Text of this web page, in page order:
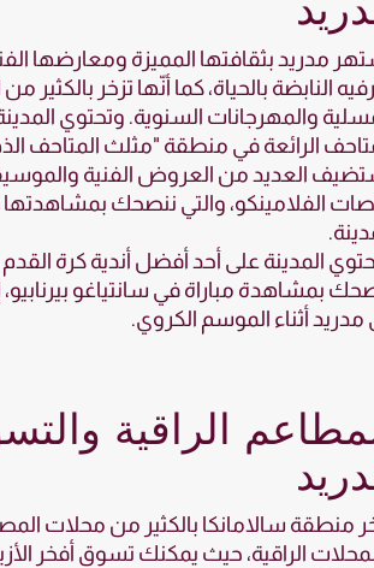
مدريد بثقافتها المميزة ومعارضها
النابضة بالحياة، كما أنّها تزخر بالكثير
والمهرجانات السنوية. وتحتوي
الرائعة في منطقة "مثلث المتاحف
العديد من العروض الفنية
الفلامينكو، والتي ننصحك
المدينة على أحد أفضل أندية كرة
بمشاهدة مباراة في سانتياغو بيرنابيو،
مدريد أثناء الموسم الكروي.
الراقية
منطقة سالامانكا بالكثير من محلات
الراقية، حيث يمكنك تسوق أفخر